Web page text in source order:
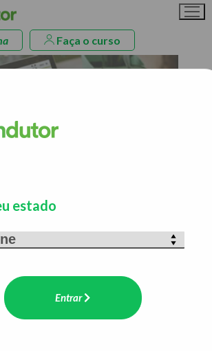
Faça o curso
é especialista
para o trânsito
reciclagem e
estado
Entrar